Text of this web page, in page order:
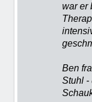
war er
Ben
Stuhl -